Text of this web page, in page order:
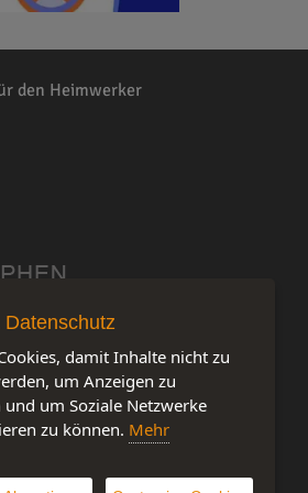
den Heimwerker
damit Inhalte nicht zu
um Anzeigen zu
um Soziale Netzwerke
zu können. Mehr